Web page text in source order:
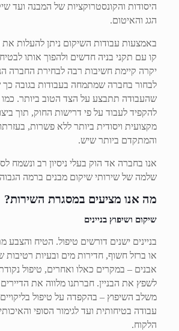
היסודות והקונסטרוקציות של המבנה ועד
הגג והאיטום.
באמצעות עבודות השיקום ניתן להעלות
קו עם תקני בניה חדשים ולהפוך אותו
יקרה קיימת חשיבות רבה לבחירת החברה
לבחור בחברה שמתמחה בעבודות בגובה כך
שהעבודה תתבצע על הצד הטוב ביותר.
להקפיד לעבוד על פי דרישות החוק, תוך
מקצועית ויסודית ביותר ללא פשרות,
והמתקדם ביותר שיש.
אנו בחברה אד הוק בעלי ניסיון רב ונשמח
שלמה של שירותי שיקום מבנים ברמה
מה אנו מציעים במסגרת השירות?
שיקום ושיפוץ בניינים
בניינים ישנים דורשים טיפול. הטיח
או ברזל חשוף, חדירות מים ובעיות רטיבות
אבנים – במקרים כאלו ואחרים, טיפול
לשפץ את הבניין. חברתנו מלווה את
משלב השיפוץ – בהקפדה על טיפול
עבודה בטיחותית ועד לגימור הסופי
הלקוח.